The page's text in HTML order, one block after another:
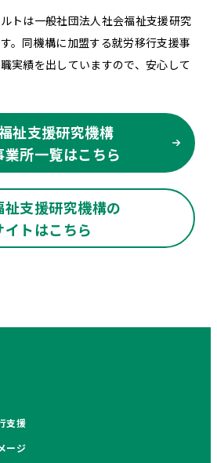
トは一般社団法人社会福祉支援研究
。同機構に加盟する就労移行支援事
実績を出していますので、安心して
祉支援研究機構
業所一覧はこちら
祉支援研究機構の
イトはこちら
支援
ージ